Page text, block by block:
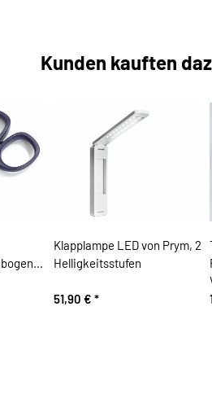
Kunden kauften
Klapplampe LED von Prym, 2
Helligkeitsstufen
51,90 € *